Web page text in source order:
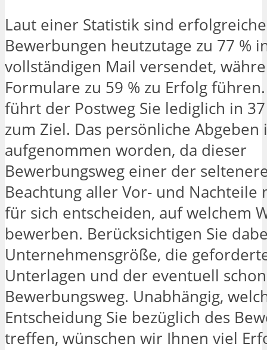
Laut einer Statistik sind erfolgreiche
Bewerbungen heutzutage zu 77 %
vollständigen Mail versendet,
Formulare zu 59 % zu Erfolg
führt der Postweg Sie lediglich in
zum Ziel. Das persönliche
aufgenommen worden, da dieser
Bewerbungsweg einer der
Beachtung aller Vor- und Nachteile
für sich entscheiden, auf welchem
bewerben. Berücksichtigen Sie
Unternehmensgröße, die
Unterlagen und der eventuell
Bewerbungsweg. Unabhängig,
Entscheidung Sie bezüglich des
treffen, wünschen wir Ihnen viel